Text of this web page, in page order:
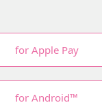
for Apple Pay
for Android™